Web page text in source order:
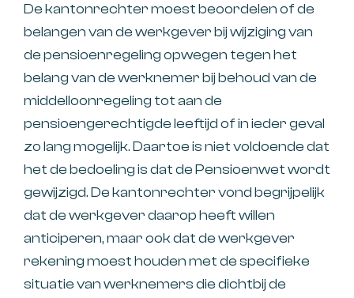
De kantonrechter moest beoordelen of de
belangen van de werkgever bij wijziging van
de pensioenregeling opwegen tegen het
belang van de werknemer bij behoud van de
middelloonregeling tot aan de
pensioengerechtigde leeftijd of in ieder geval
zo lang mogelijk. Daartoe is niet voldoende dat
het de bedoeling is dat de Pensioenwet wordt
gewijzigd. De kantonrechter vond begrijpelijk
dat de werkgever daarop heeft willen
anticiperen, maar ook dat de werkgever
rekening moest houden met de specifieke
situatie van werknemers die dichtbij de